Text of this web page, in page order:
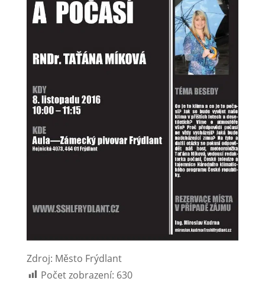
Zdroj: Město Frýdlant
Počet zobrazení: 630